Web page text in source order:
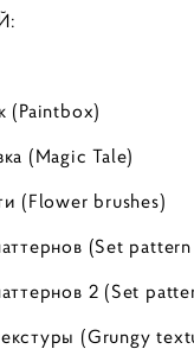
(Paintbox)
(Magic Tale)
(Flower brushes)
(Set pattern
2 (Set
(Grungy